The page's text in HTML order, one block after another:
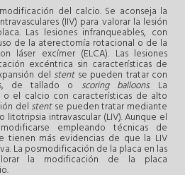
del calcio. Se aconseja la
(IIV) para valorar la lesión
Las lesiones infranqueables, con
de la aterectomía rotacional o de la
láser excímer (ELCA). Las lesiones
excéntrica sin características de
del stentse pueden tratar con
de tallado o scoring balloons. La
el calcio con características de alto
del stentse pueden tratar mediante
intravascular (LIV). Aunque el
empleando técnicas de
tienen más evidencias de que la LIV
La posmodificación de la placa en las
la modificación de la placa